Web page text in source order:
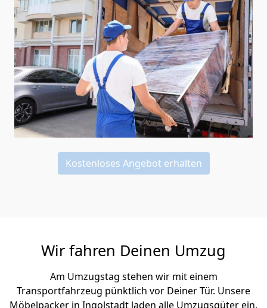
Kostenloses Angebot erhalten
Wir fahren Deinen Umzug
Am Umzugstag stehen wir mit einem
Transportfahrzeug pünktlich vor Deiner Tür. Unsere
Möbelpacker in Ingolstadt laden alle Umzugsgüter ein,